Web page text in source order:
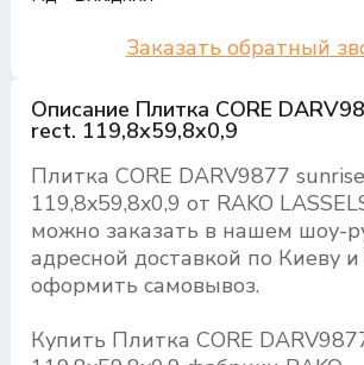
Описание Плитка CORE
rect. 119,8x59,8x0,9
Плитка CORE DARV9877
119,8x59,8x0,9 от RAKO
можно заказать в нашем шоу-
адресной доставкой по Киеву
оформить самовывоз.
Купить Плитка CORE
Заказать обратный